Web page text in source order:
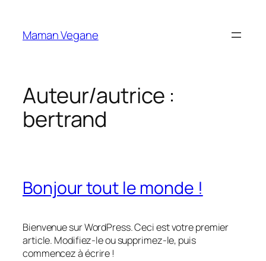
contenu
Maman Vegane
Auteur/autrice :
bertrand
Bonjour tout le monde !
Bienvenue sur WordPress. Ceci est votre premier
article. Modifiez-le ou supprimez-le, puis
commencez à écrire !